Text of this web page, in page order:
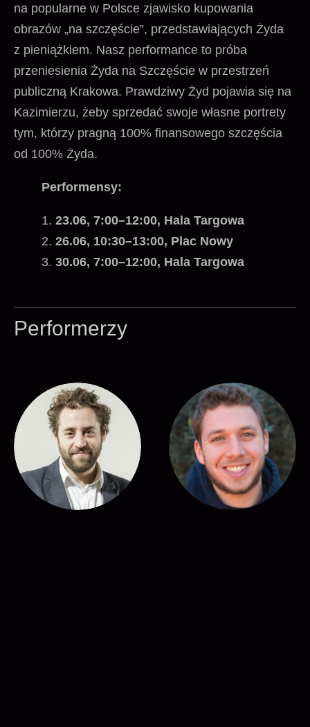
na popularne w Polsce zjawisko kupowania
obrazów „na szczęście”, przedstawiających Żyda
z pieniążkiem. Nasz performance to próba
przeniesienia Żyda na Szczęście w przestrzeń
publiczną Krakowa. Prawdziwy Żyd pojawia się na
Kazimierzu, żeby sprzedać swoje własne portrety
tym, którzy pragną 100% finansowego szczęścia
od 100% Żyda.
Performensy:
23.06, 7:00–12:00, Hala Targowa
26.06, 10:30–13:00, Plac Nowy
30.06, 7:00–12:00, Hala Targowa
Performerzy